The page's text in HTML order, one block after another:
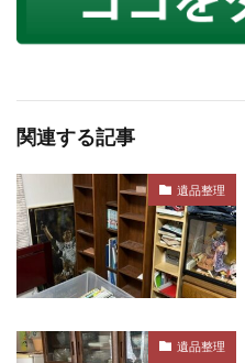
関連する記事
遺品整理
遺品整理